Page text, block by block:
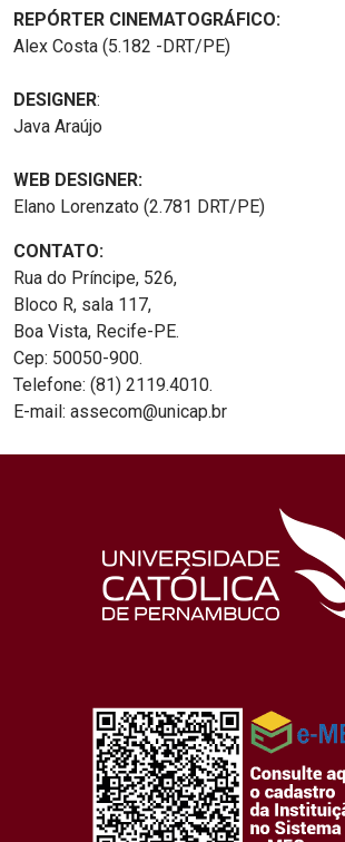
REPÓRTER CINEMATOGRÁFICO:
Alex Costa (5.182 -DRT/PE)
DESIGNER:
Java Araújo
WEB DESIGNER:
Elano Lorenzato (2.781 DRT/PE)
CONTATO:
Rua do Príncipe, 526,
Bloco R, sala 117,
Boa Vista, Recife-PE.
Cep: 50050-900.
Telefone: (81) 2119.4010.
E-mail: assecom@unicap.br